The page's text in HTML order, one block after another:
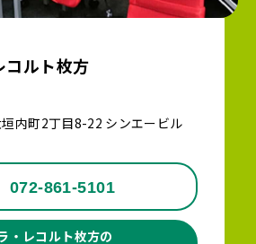
コルト枚方
内町2丁目8-22 シンエービル
072-861-5101
・レコルト枚方の